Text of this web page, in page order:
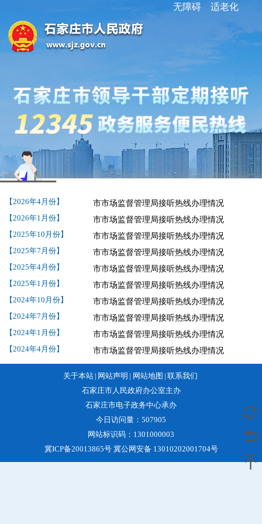
无障碍 适老化
【2026年4月份】 市市场监督管理局接听热线办理情况
【2026年1月份】 市市场监督管理局接听热线办理情况
【2025年10月份】 市市场监督管理局接听热线办理情况
【2025年7月份】 市市场监督管理局接听热线办理情况
【2025年4月份】 市市场监督管理局接听热线办理情况
【2025年1月份】 市市场监督管理局接听热线办理情况
【2024年10月份】 市市场监督管理局接听热线办理情况
【2024年7月份】 市市场监督管理局接听热线办理情况
【2024年1月份】 市市场监督管理局接听热线办理情况
【2024年4月份】 市市场监督管理局接听热线办理情况
关于本站 网站声明 网站地图
联系我们
石家庄市人民政府办公室主办
石家庄市电子政务中心承办
今日访问量： 507905
网站标识码：1301000003
冀ICP备20013865号 冀公网安备 13010202001704号